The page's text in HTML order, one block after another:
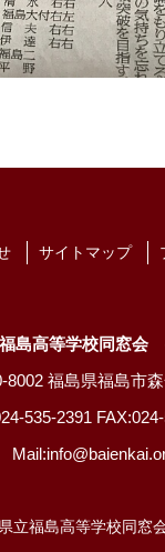
サイトマップ
福島高等学校同窓
8002 福島県福島市
535-2391
立福島高等学校同窓